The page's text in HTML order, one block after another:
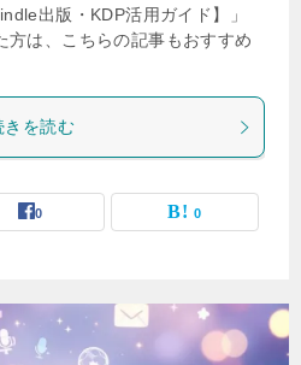
出版・KDP活用ガイド】」
は、こちらの記事もおすすめ
きを読む
0 0